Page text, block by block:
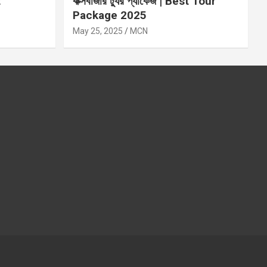
Package 2025
May 25, 2025 MCN